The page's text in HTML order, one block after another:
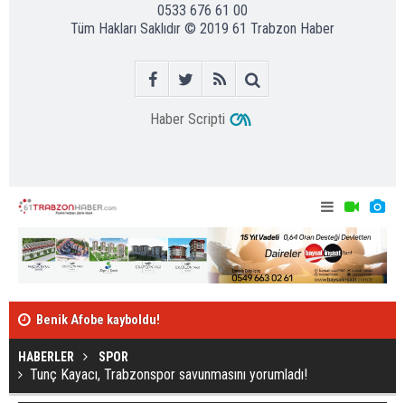
0533 676 61 00
Tüm Hakları Saklıdır © 2019 61 Trabzon Haber
Haber Scripti
Benik Afobe kayboldu!
HABERLER SPOR
Tunç Kayacı, Trabzonspor savunmasını yorumladı!